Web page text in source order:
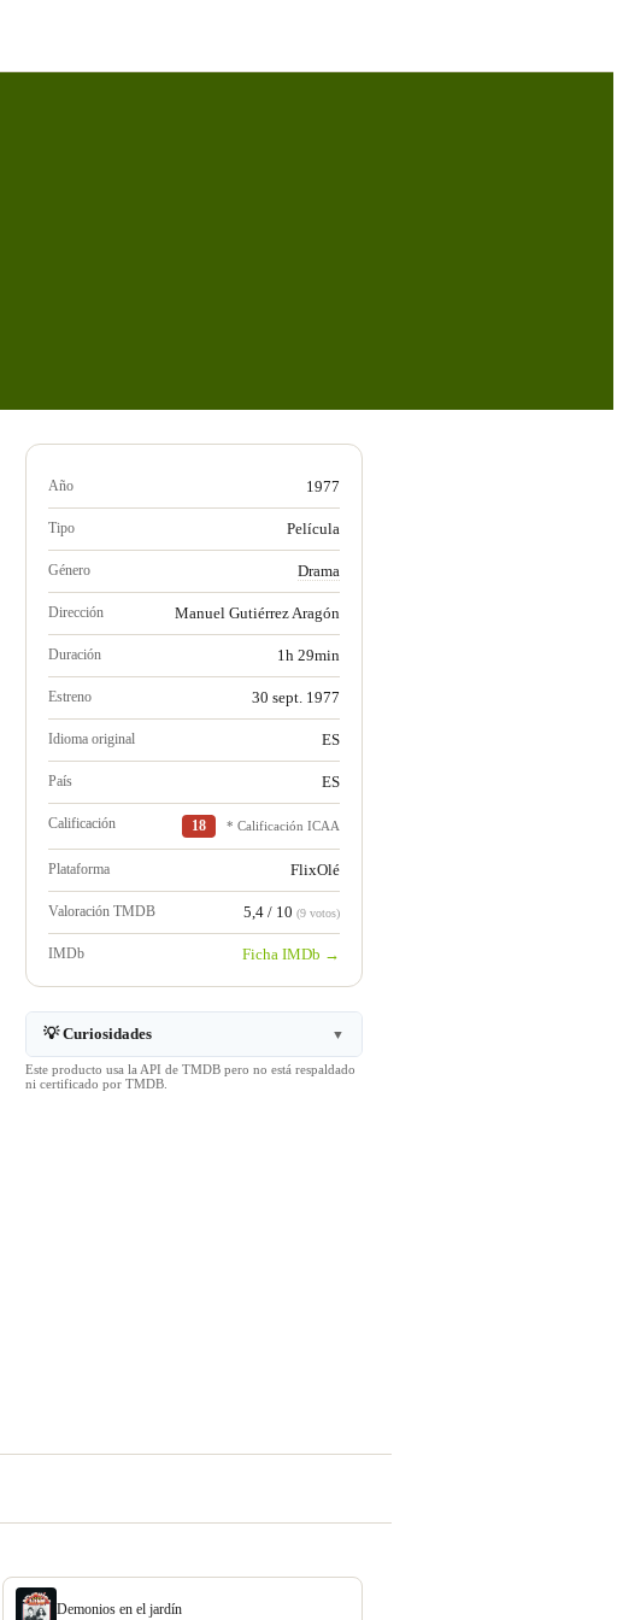
Año 1977
Tipo Película
Género Drama
Dirección Manuel Gutiérrez Aragón
Duración 1h 29min
Estreno 30 sept. 1977
Idioma original ES
País ES
Calificación 18 * Calificación ICAA
Plataforma FlixOlé
Valoración TMDB 5,4 / 10 (9 votos)
IMDb Ficha IMDb →
💡 Curiosidades ▼
Este producto usa la API de TMDB pero no está respaldado
ni certificado por TMDB.
Demonios en el jardín